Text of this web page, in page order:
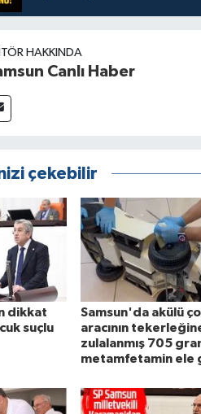
HAKKINDA
Canlı Haber
çekebilir
dikkat
suçlu
Samsun'da akülü
aracının
zulalanmış 705
metamfetamin ele